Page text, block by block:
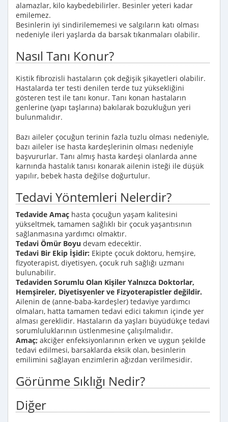
alamazlar, kilo kaybedebilirler. Besinler yeteri kadar
emilemez.
Besinlerin iyi sindirilememesi ve salgıların katı olması
nedeniyle ileri yaşlarda da barsak tıkanmaları olabilir.
Nasıl Tanı Konur?
Kistik fibrozisli hastaların çok değişik şikayetleri olabilir.
Hastalarda ter testi denilen terde tuz yüksekliğini
gösteren test ile tanı konur. Tanı konan hastaların
genlerine (yapı taşlarına) bakılarak bozukluğun yeri
bulunmalıdır.
Bazı aileler çocuğun terinin fazla tuzlu olması nedeniyle,
bazı aileler ise hasta kardeşlerinin olması nedeniyle
başvururlar. Tanı almış hasta kardeşi olanlarda anne
karnında hastalık tanısı konarak ailenin isteği ile düşük
yapılır, bebek hasta değilse doğurtulur.
Tedavi Yöntemleri Nelerdir?
Tedavide Amaç hasta çocuğun yaşam kalitesini
yükseltmek, tamamen sağlıklı bir çocuk yaşantısının
sağlanmasına yardımcı olmaktır.
Tedavi Ömür Boyu devam edecektir.
Tedavi Bir Ekip İşidir: Ekipte çocuk doktoru, hemşire,
fizyoterapist, diyetisyen, çocuk ruh sağlığı uzmanı
bulunabilir.
Tedaviden Sorumlu Olan Kişiler Yalnızca Doktorlar,
Hemşireler, Diyetisyenler ve Fizyoterapistler değildir.
Ailenin de (anne-baba-kardeşler) tedaviye yardımcı
olmaları, hatta tamamen tedavi edici takımın içinde yer
alması gereklidir. Hastaların da yaşları büyüdükçe tedavi
sorumluluklarının üstlenmesine çalışılmalıdır.
Amaç; akciğer enfeksiyonlarının erken ve uygun şekilde
tedavi edilmesi, barsaklarda eksik olan, besinlerin
emilimini sağlayan enzimlerin ağızdan verilmesidir.
Görünme Sıklığı Nedir?
Diğer